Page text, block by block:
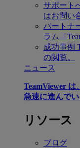
サポート
はお問い
パートナ
ラム「
成功事例
の閲覧。
ニュース
TeamViewer
急速に進んでい
リソース
ブログ